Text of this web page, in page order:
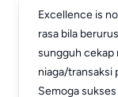
Excellence is
rasa bila
sungguh cekap
niaga/transaksi
Semoga